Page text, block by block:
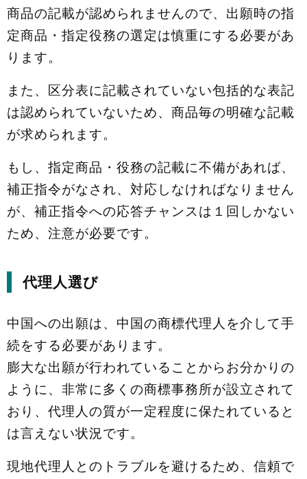
商品の記載が認められませんので、出願時の指
定商品・指定役務の選定は慎重にする必要があ
ります。
また、区分表に記載されていない包括的な表記
は認められていないため、商品毎の明確な記載
が求められます。
もし、指定商品・役務の記載に不備があれば、
補正指令がなされ、対応しなければなりません
が、補正指令への応答チャンスは１回しかない
ため、注意が必要です。
代理人選び
中国への出願は、中国の商標代理人を介して手
続をする必要があります。
膨大な出願が行われていることからお分かりの
ように、非常に多くの商標事務所が設立されて
おり、代理人の質が一定程度に保たれていると
は言えない状況です。
現地代理人とのトラブルを避けるため、信頼で